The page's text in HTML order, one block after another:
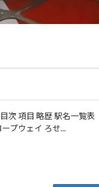
次 項目 略歴 駅名一覧表
プウェイ ろせ...